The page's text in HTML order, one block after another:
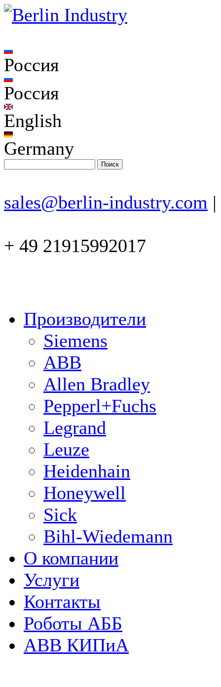
Россия
Россия
English
Germany
sales@berlin-industry.com |
+ 49 21915992017
Производители
Siemens
ABB
Allen Bradley
Pepperl+Fuchs
Legrand
Leuze
Heidenhain
Honeywell
Sick
Bihl-Wiedemann
О компании
Услуги
Контакты
Роботы АББ
ABB КИПиА